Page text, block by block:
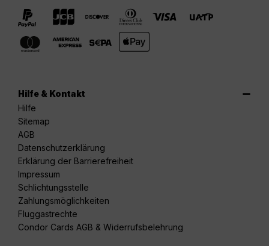
Hilfe & Kontakt
Hilfe
Sitemap
AGB
Datenschutzerklärung
Erklärung der Barrierefreiheit
Impressum
Schlichtungsstelle
Zahlungsmöglichkeiten
Fluggastrechte
Condor Cards AGB & Widerrufsbelehrung